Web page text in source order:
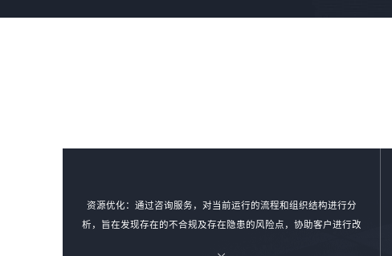
资源优化：通过咨询服务，对当前运行的流程和组织结构进行分
析，旨在发现存在的不合规及存在隐患的风险点，协助客户进行改